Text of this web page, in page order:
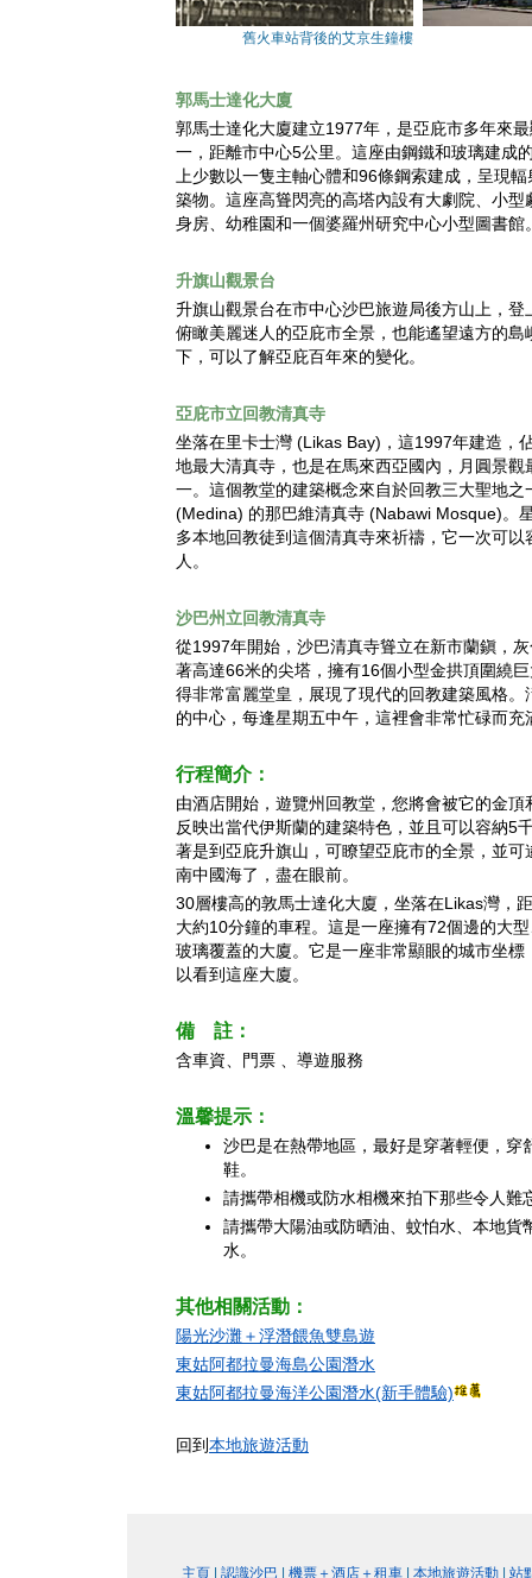
舊火車站背後的艾京生鐘樓
郭馬士達化大廈
郭馬士達化大廈建立1977年，是亞庇市多年來
一，距離市中心5公里。這座由鋼鐵和玻璃建成
上少數以一隻主軸心體和96條鋼索建成，呈現
築物。這座高聳閃亮的高塔內設有大劇院、小型
身房、幼稚園和一個婆羅州研究中心小型圖書館
升旗山觀景台
升旗山觀景台在市中心沙巴旅遊局後方山上，登
俯瞰美麗迷人的亞庇市全景，也能遙望遠方的島
下，可以了解亞庇百年來的變化。
亞庇市立回教清真寺
坐落在里卡士灣 (Likas Bay)，這1997年建造，
地最大清真寺，也是在馬來西亞國內，月圓景觀
一。這個教堂的建築概念來自於回教三大聖地之
(Medina) 的那巴維清真寺 (Nabawi Mosque)。
多本地回教徒到這個清真寺來祈禱，它一次可以
人。
沙巴州立回教清真寺
從1997年開始，沙巴清真寺聳立在新市蘭鎭，
著高達66米的尖塔，擁有16個小型金拱頂圍繞
得非常富麗堂皇，展現了現代的回教建築風格。
的中心，每逢星期五中午，這裡會非常忙碌而充
行程簡介：
由酒店開始，遊覽州回教堂，您將會被它的金頂
反映出當代伊斯蘭的建築特色，並且可以容納5
著是到亞庇升旗山，可瞭望亞庇市的全景，並可
南中國海了，盡在眼前。
30層樓高的敦馬士達化大廈，坐落在Likas灣，
大約10分鐘的車程。這是一座擁有72個邊的大
玻璃覆蓋的大廈。它是一座非常顯眼的城市坐標
以看到這座大廈。
備 註：
含車資、門票 、導遊服務
溫馨提示：
沙巴是在熱帶地區，最好是穿著輕便，穿
鞋。
請攜帶相機或防水相機來拍下那些令人難
請攜帶大陽油或防晒油、蚊怕水、本地貨
水。
其他相關活動：
陽光沙灘＋浮潛餵魚雙島遊
東姑阿都拉曼海島公園潛水
東姑阿都拉曼海洋公園潛水(新手體驗)
回到本地旅遊活動
主頁 認識沙巴 機票＋酒店＋租車 本地旅遊活動 站